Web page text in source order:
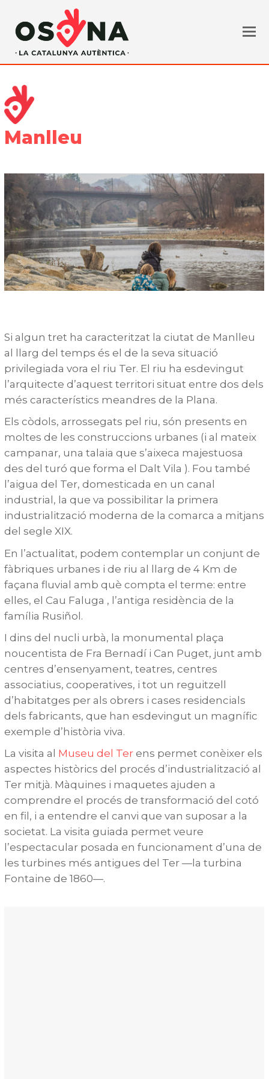
Manlleu
Si algun tret ha caracteritzat la ciutat de Manlleu
al llarg del temps és el de la seva situació
privilegiada vora el riu Ter. El riu ha esdevingut
l’arquitecte d’aquest territori situat entre dos dels
més característics meandres de la Plana.
Els còdols, arrossegats pel riu, són presents en
moltes de les construccions urbanes (i al mateix
campanar, una talaia que s’aixeca majestuosa
des del turó que forma el Dalt Vila ). Fou també
l’aigua del Ter, domesticada en un canal
industrial, la que va possibilitar la primera
industrialització moderna de la comarca a mitjans
del segle XIX.
En l’actualitat, podem contemplar un conjunt de
fàbriques urbanes i de riu al llarg de 4 Km de
façana fluvial amb què compta el terme: entre
elles, el Cau Faluga , l’antiga residència de la
família Rusiñol.
I dins del nucli urbà, la monumental plaça
noucentista de Fra Bernadí i Can Puget, junt amb
centres d’ensenyament, teatres, centres
associatius, cooperatives, i tot un reguitzell
d’habitatges per als obrers i cases residencials
dels fabricants, que han esdevingut un magnífic
exemple d’història viva.
La visita al Museu del Ter ens permet conèixer els
aspectes històrics del procés d’industrialització al
Ter mitjà. Màquines i maquetes ajuden a
comprendre el procés de transformació del cotó
en fil, i a entendre el canvi que van suposar a la
societat. La visita guiada permet veure
l’espectacular posada en funcionament d’una de
les turbines més antigues del Ter —la turbina
Fontaine de 1860—.